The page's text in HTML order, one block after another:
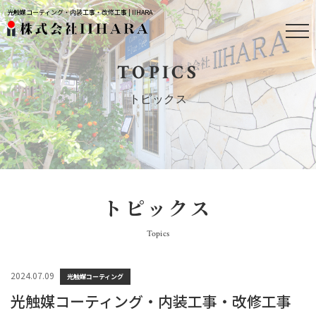
光触媒コーティング・内装工事・改修工事 | IIHARA
TOPICS
トピックス
トピックス
Topics
2024.07.09 光触媒コーティング
光触媒コーティング・内装工事・改修工事